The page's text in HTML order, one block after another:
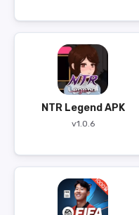
NTR Legend APK
v1.0.6